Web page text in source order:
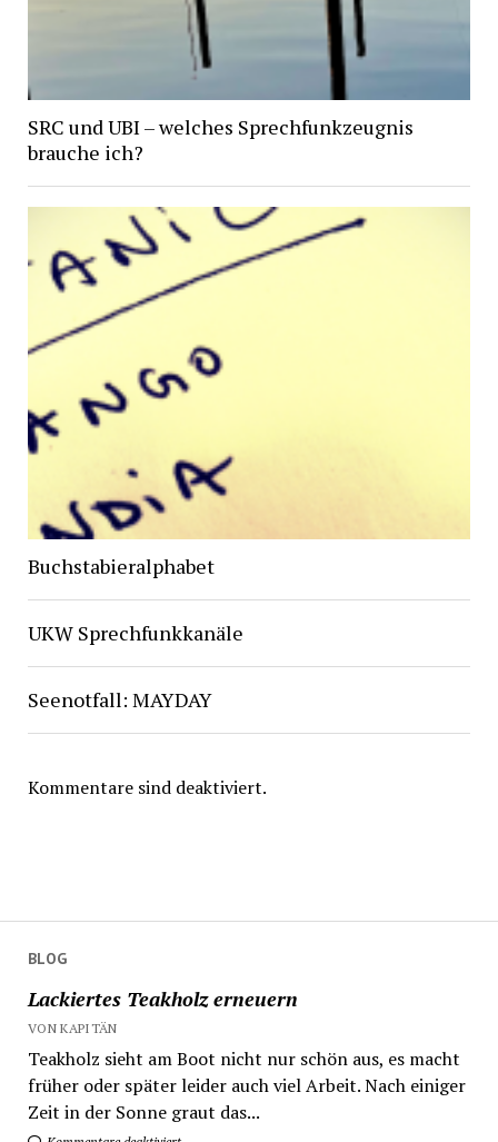
BLOG
Lackiertes Teakholz erneuern
VON KAPITÄN
Teakholz sieht am Boot nicht nur schön aus, es macht
früher oder später leider auch viel Arbeit. Nach einiger
Zeit in der Sonne graut das...
SRC und UBI – welches Sprechfunkzeugnis
brauche ich?
Buchstabieralphabet
UKW Sprechfunkkanäle
Seenotfall: MAYDAY
Kommentare sind deaktiviert.